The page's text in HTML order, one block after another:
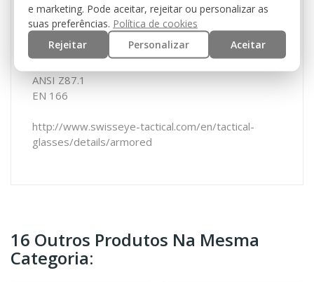
Bolsa de microfibra
Normas:
ANSI Z87.1
EN 166
http://www.swisseye-tactical.com/en/tactical-
glasses/details/armored
16 Outros Produtos Na Mesma
Categoria:
e marketing. Pode aceitar, rejeitar ou personalizar as
suas preferências. Política de cookies
Rejeitar
Personalizar Aceitar